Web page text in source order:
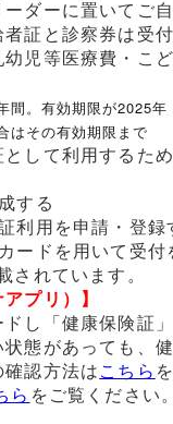
ダーに置いてご
証と診察券は受
児等医療費・こ
間。有効期限が2025
はその有効期限まで
として利用するた
する
利用を申請・登録
ードを用いて受付
されています。
プリ）】
し「健康保険証
態があっても、
認方法は こちら
ら をご覧ください